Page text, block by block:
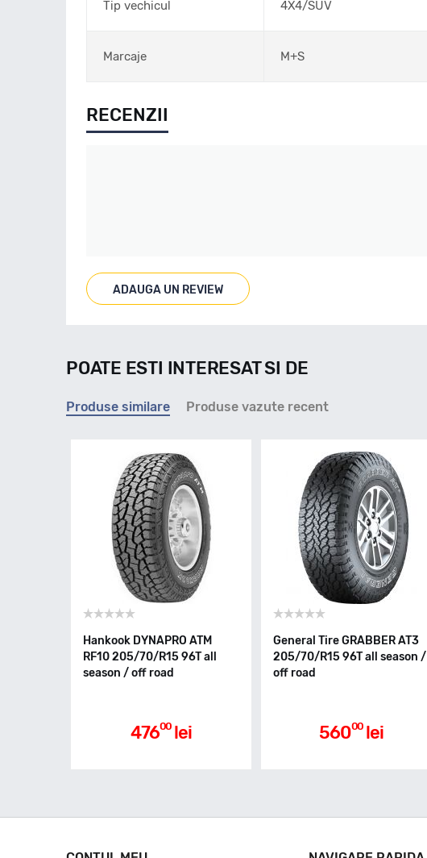
Tip vechicul 4X4/SUV
Marcaje M+S
RECENZII
ADAUGA UN REVIEW
POATE ESTI INTERESAT SI DE
Produse similare Produse vazute recent
Hankook DYNAPRO ATM
RF10 205/70/R15 96T all
season / off road
47600 lei
General Tire GRABBER AT3
205/70/R15 96T all season /
off road
56000 lei